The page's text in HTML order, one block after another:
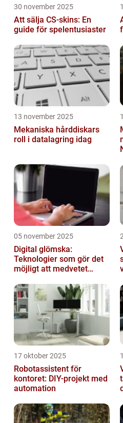
30 november 2025
Att sälja CS-skins: En
guide för spelentusiaster
13 november 2025
Mekaniska hårddiskars
roll i datalagring idag
05 november 2025
Digital glömska:
Teknologier som gör det
möjligt att medvetet
17 oktober 2025
Robotassistent för
kontoret: DIY-projekt med
automation